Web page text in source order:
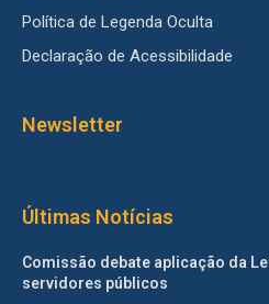
Política de Legenda Oculta
Declaração de Acessibilidade
Newsletter
Últimas Notícias
Comissão debate aplicação da
servidores públicos